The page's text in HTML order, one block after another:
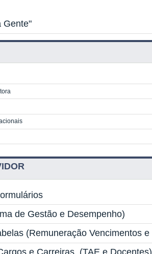
Gente"
de Gestão e Desempenho)
(Remuneração Vencimentos